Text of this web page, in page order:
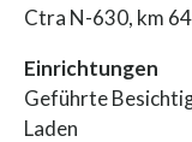
Ctra N-630, km
Einrichtungen
Geführte
Laden